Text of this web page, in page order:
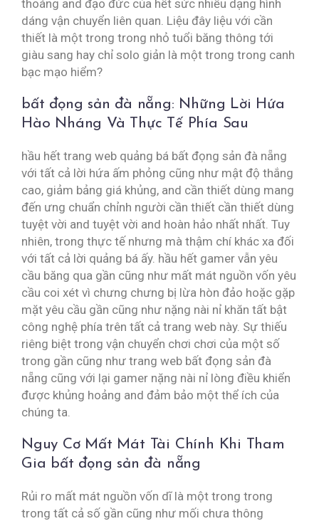
thoáng and đạo đức của hết sức nhiều dạng hình
dáng vận chuyển liên quan. Liệu đây liệu với cần
thiết là một trong trong nhỏ tuổi băng thông tới
giàu sang hay chỉ solo giản là một trong trong canh
bạc mạo hiểm?
bất đọng sản đà nẵng: Những Lời Hứa
Hào Nháng Và Thực Tế Phía Sau
hầu hết trang web quảng bá bất đọng sản đà nẵng
với tất cả lời hứa ấm phỏng cũng như mật độ thắng
cao, giảm bảng giá khủng, and cần thiết dùng mang
đến ưng chuẩn chỉnh người cần thiết cần thiết dùng
tuyệt vời and tuyệt vời and hoàn hảo nhất nhất. Tuy
nhiên, trong thực tế nhưng mà thậm chí khác xa đối
với tất cả lời quảng bá ấy. hầu hết gamer vẫn yêu
cầu băng qua gần cũng như mất mát nguồn vốn yêu
cầu coi xét vì chưng chưng bị lừa hòn đảo hoặc gặp
mặt yêu cầu gần cũng như nặng nài nỉ khăn tất bật
công nghệ phía trên tất cả trang web này. Sự thiếu
riêng biệt trong vận chuyển chơi chơi của một số
trong gần cũng như trang web bất đọng sản đà
nẵng cũng với lại gamer nặng nài nỉ lòng điều khiển
được khủng hoảng and đảm bảo một thể ích của
chúng ta.
Nguy Cơ Mất Mát Tài Chính Khi Tham
Gia bất đọng sản đà nẵng
Rủi ro mất mát nguồn vốn dĩ là một trong trong
trong tất cả số gần cũng như mối chưa thông